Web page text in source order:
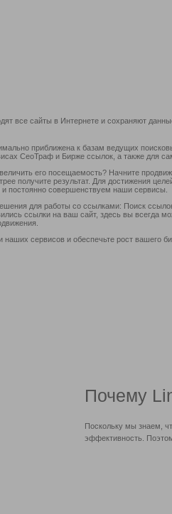
все сайты в Интернете и сохраняют
приближена к базам ведущих
СеоТраф и Бирже ссылок, а также для
его посещаемость? Начните
получите результат. Для достижения
постоянно совершенствуем наши сервисы.
для работы со ссылками: Поиск
ссылки на ваш сайт, здесь вы всегда
наших сервисов и обеспечьте рост вашего
Почему
Поскольку мы знаем,
эффективность.